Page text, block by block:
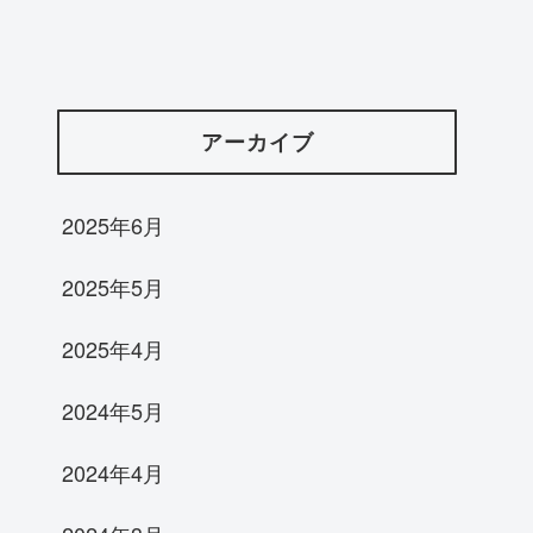
アーカイブ
2025年6月
2025年5月
2025年4月
2024年5月
2024年4月